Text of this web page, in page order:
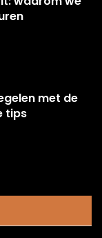
met de
tips